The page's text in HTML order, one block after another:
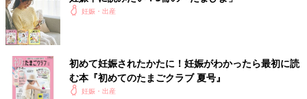
妊娠・出産
初めて妊娠されたかたに！妊娠がわかったら最初に読
む本『初めてのたまごクラブ 夏号』
妊娠・出産